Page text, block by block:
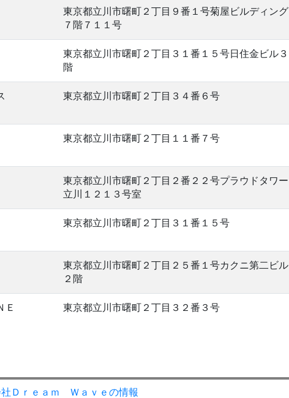
東京都立川市曙町２丁目９番１号菊屋ビルディング
７階７１１号
東京都立川市曙町２丁目３１番１５号日住金ビル３
階
東京都立川市曙町２丁目３４番６号
東京都立川市曙町２丁目１１番７号
東京都立川市曙町２丁目２番２２号プラウドタワー
立川１２１３号室
東京都立川市曙町２丁目３１番１５号
東京都立川市曙町２丁目２５番１号カクニ第二ビル
２階
Ｅ
東京都立川市曙町２丁目３２番３号
Ｄｒｅａｍ Ｗａｖｅの情報